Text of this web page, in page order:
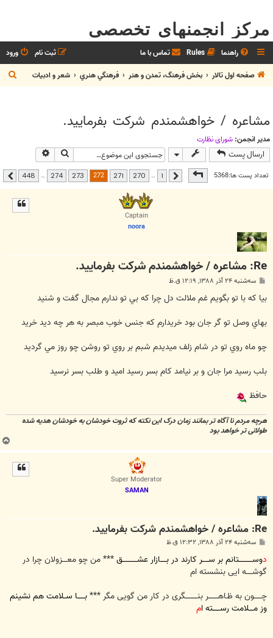
مرکز انجمنهای تخصصی
راهنما Rules تماس با ما ورود
ثبت نام
صفحه اول تالار
بخش فرهنگ، تمدن و هنر فرهنگي هنري شعر و ادبيات
ج
س
مشاعره / خواهشمندم شرکت بفرماييد.
مدیر انجمن: شوراي نظارت
ارسال پست جستجو
تعداد پست ها:5368
صفحه272از 448 قبلی …
270
271
272
273
274
…
448 بعدی
Captain
noora
Re: مشاعره / خواهشمندم شرکت بفرماييد.
پ
ت
سه‌شنبه ۲۴ آذر ۱۳۸۸, ۱۲:۱۹ ق.ظ
بيا كه با تو بگويم غم ملالت دل چرا كه بي تو ندارم مجال گفت و شنيد
بهاي وصل تو گر جان بود خريدارم كه جنس خوب مبصر به هر چه ديد خريد
چو ماه روي تو در شام زلف ميديدم شبم بر روي تو روشن چو روز مي گرديد
بلب رسيد مرا جان و بر نيامد كام بسر رسيد اميد و طلب بسر نرسيد
حافظ
هرچه مردم نا آگاه تر بمانند زمان درک این نکته که ثروت خودشان به خودشان هدیه شده
طولانی تر خواهد بود
ب
ا
Super Moderator
SAMAN
Re: مشاعره / خواهشمندم شرکت بفرماييد.
پ
ت
سه‌شنبه ۲۴ آذر ۱۳۸۸, ۱۲:۳۲ ق.ظ
دوســـــــــــتانم بر ســـــر کارند در بـــــازار عشــــــــــــق*** من چو معــــزولان چرا در
گوشـــــه ایی بنشسته ام
چــــــون به ظـاهــــــــر بنــــــــــگری در کار من گویی مگر ***بــــــا ســلامت هم نشینم
وز مــــلامت رســــــته ام